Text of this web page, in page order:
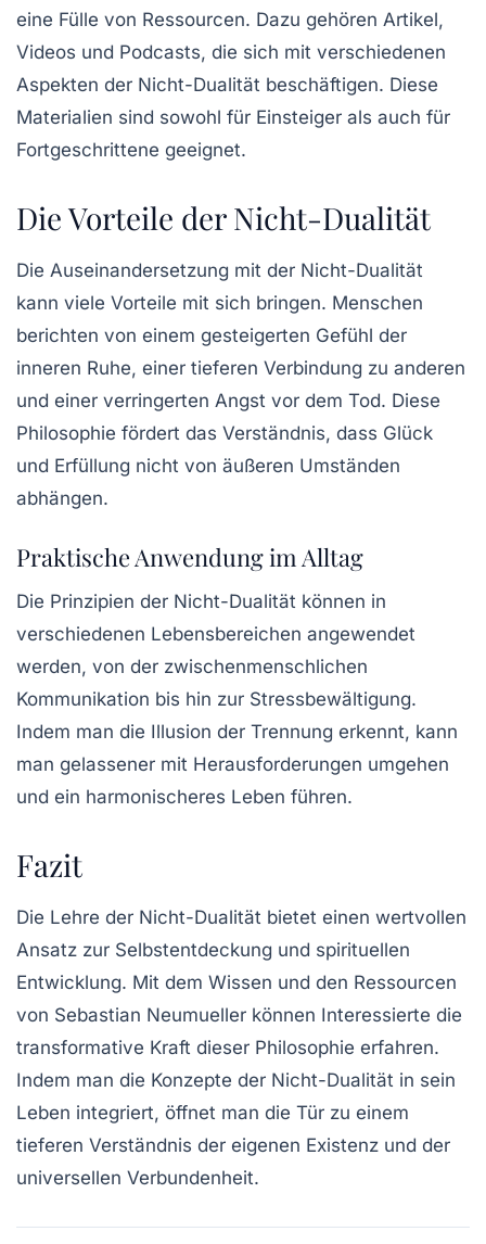
eine Fülle von Ressourcen. Dazu gehören Artikel,
Videos und Podcasts, die sich mit verschiedenen
Aspekten der Nicht-Dualität beschäftigen. Diese
Materialien sind sowohl für Einsteiger als auch für
Fortgeschrittene geeignet.
Die Vorteile der Nicht-Dualität
Die Auseinandersetzung mit der Nicht-Dualität
kann viele Vorteile mit sich bringen. Menschen
berichten von einem gesteigerten Gefühl der
inneren Ruhe, einer tieferen Verbindung zu anderen
und einer verringerten Angst vor dem Tod. Diese
Philosophie fördert das Verständnis, dass Glück
und Erfüllung nicht von äußeren Umständen
abhängen.
Praktische Anwendung im Alltag
Die Prinzipien der Nicht-Dualität können in
verschiedenen Lebensbereichen angewendet
werden, von der zwischenmenschlichen
Kommunikation bis hin zur Stressbewältigung.
Indem man die Illusion der Trennung erkennt, kann
man gelassener mit Herausforderungen umgehen
und ein harmonischeres Leben führen.
Fazit
Die Lehre der Nicht-Dualität bietet einen wertvollen
Ansatz zur Selbstentdeckung und spirituellen
Entwicklung. Mit dem Wissen und den Ressourcen
von Sebastian Neumueller können Interessierte die
transformative Kraft dieser Philosophie erfahren.
Indem man die Konzepte der Nicht-Dualität in sein
Leben integriert, öffnet man die Tür zu einem
tieferen Verständnis der eigenen Existenz und der
universellen Verbundenheit.